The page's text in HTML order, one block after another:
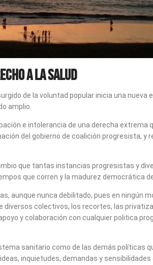
a la Salud
de la voluntad popular inicia una
amplio.
e intolerancia de una derecha extrema
del gobierno de coalición progresista,
que tantas instancias progresistas y
que corren y la madurez democrática
aunque nunca debilitado, pues en ningún
diversos colectivos, los recortes, las
y colaboración con cualquier politica
sanitario como de las demás políticas
inquietudes, demandas y